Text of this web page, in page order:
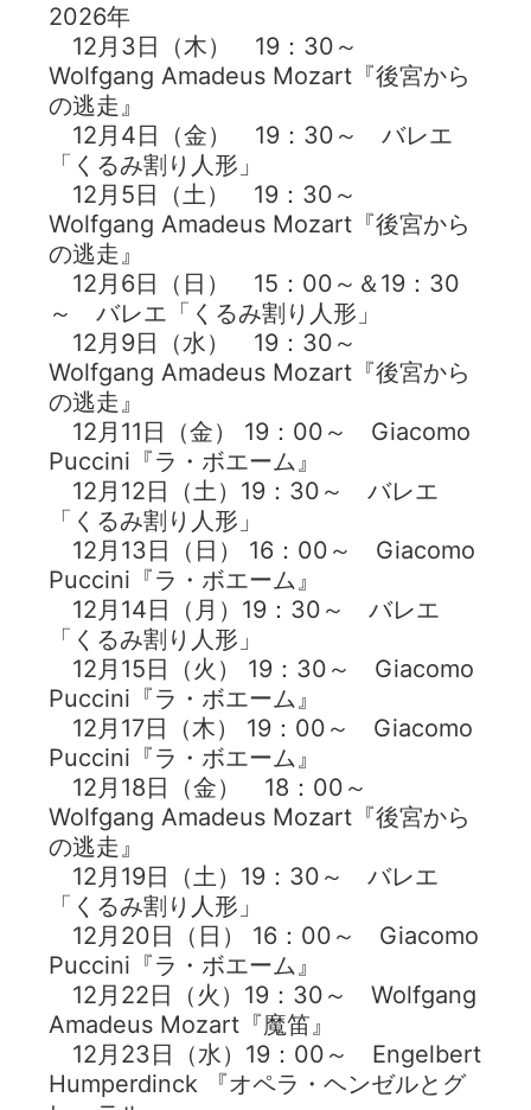
2026年
12月3日（木） 19：30～
Wolfgang Amadeus Mozart『後宮から
の逃走』
12月4日（金） 19：30～ バレエ
「くるみ割り人形」
12月5日（土） 19：30～
Wolfgang Amadeus Mozart『後宮から
の逃走』
12月6日（日） 15：00～＆19：30
～ バレエ「くるみ割り人形」
12月9日（水） 19：30～
Wolfgang Amadeus Mozart『後宮から
の逃走』
12月11日（金） 19：00～ Giacomo
Puccini『ラ・ボエーム』
12月12日（土）19：30～ バレエ
「くるみ割り人形」
12月13日（日） 16：00～ Giacomo
Puccini『ラ・ボエーム』
12月14日（月）19：30～ バレエ
「くるみ割り人形」
12月15日（火） 19：30～ Giacomo
Puccini『ラ・ボエーム』
12月17日（木） 19：00～ Giacomo
Puccini『ラ・ボエーム』
12月18日（金） 18：00～
Wolfgang Amadeus Mozart『後宮から
の逃走』
12月19日（土）19：30～ バレエ
「くるみ割り人形」
12月20日（日） 16：00～ Giacomo
Puccini『ラ・ボエーム』
12月22日（火）19：30～ Wolfgang
Amadeus Mozart『魔笛』
12月23日（水）19：00～ Engelbert
Humperdinck 『オペラ・ヘンゼルとグ